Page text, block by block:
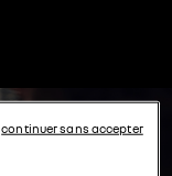
continuer sans accepter